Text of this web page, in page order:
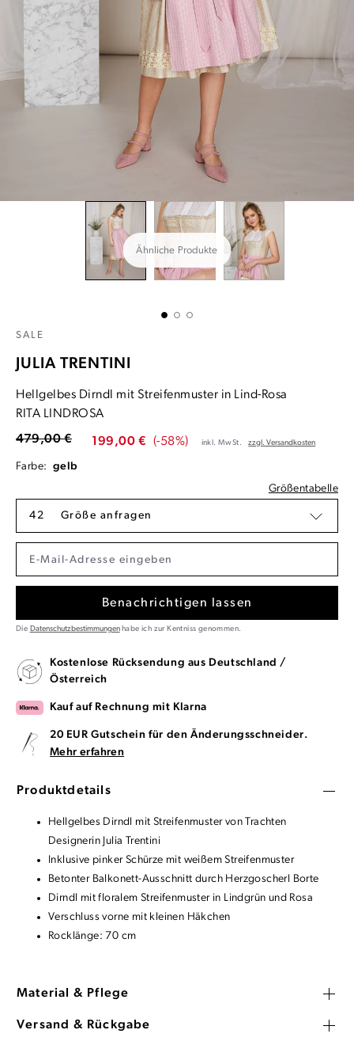
Ähnliche Produkte
SALE
JULIA TRENTINI
Hellgelbes Dirndl mit Streifenmuster in Lind-Rosa
RITA LINDROSA
199,00 € (-58%)
479,00 € inkl. MwSt. zzgl. Versandkosten
Farbe: gelb
Größentabelle
42 Größe anfragen
Benachrichtigen lassen
Die Datenschutzbestimmungenhabe ich zur Kentniss genommen.
Kostenlose Rücksendung aus Deutschland /
Österreich
Kauf auf Rechnung mit Klarna
20 EUR Gutschein für den Änderungsschneider.
Mehr erfahren
Produktdetails
Hellgelbes Dirndl mit Streifenmuster von Trachten
Designerin Julia Trentini
Inklusive pinker Schürze mit weißem Streifenmuster
Betonter Balkonett-Ausschnitt durch Herzgoscherl Borte
Dirndl mit floralem Streifenmuster in Lindgrün und Rosa
Verschluss vorne mit kleinen Häkchen
Rocklänge: 70 cm
Material & Pflege
Versand & Rückgabe